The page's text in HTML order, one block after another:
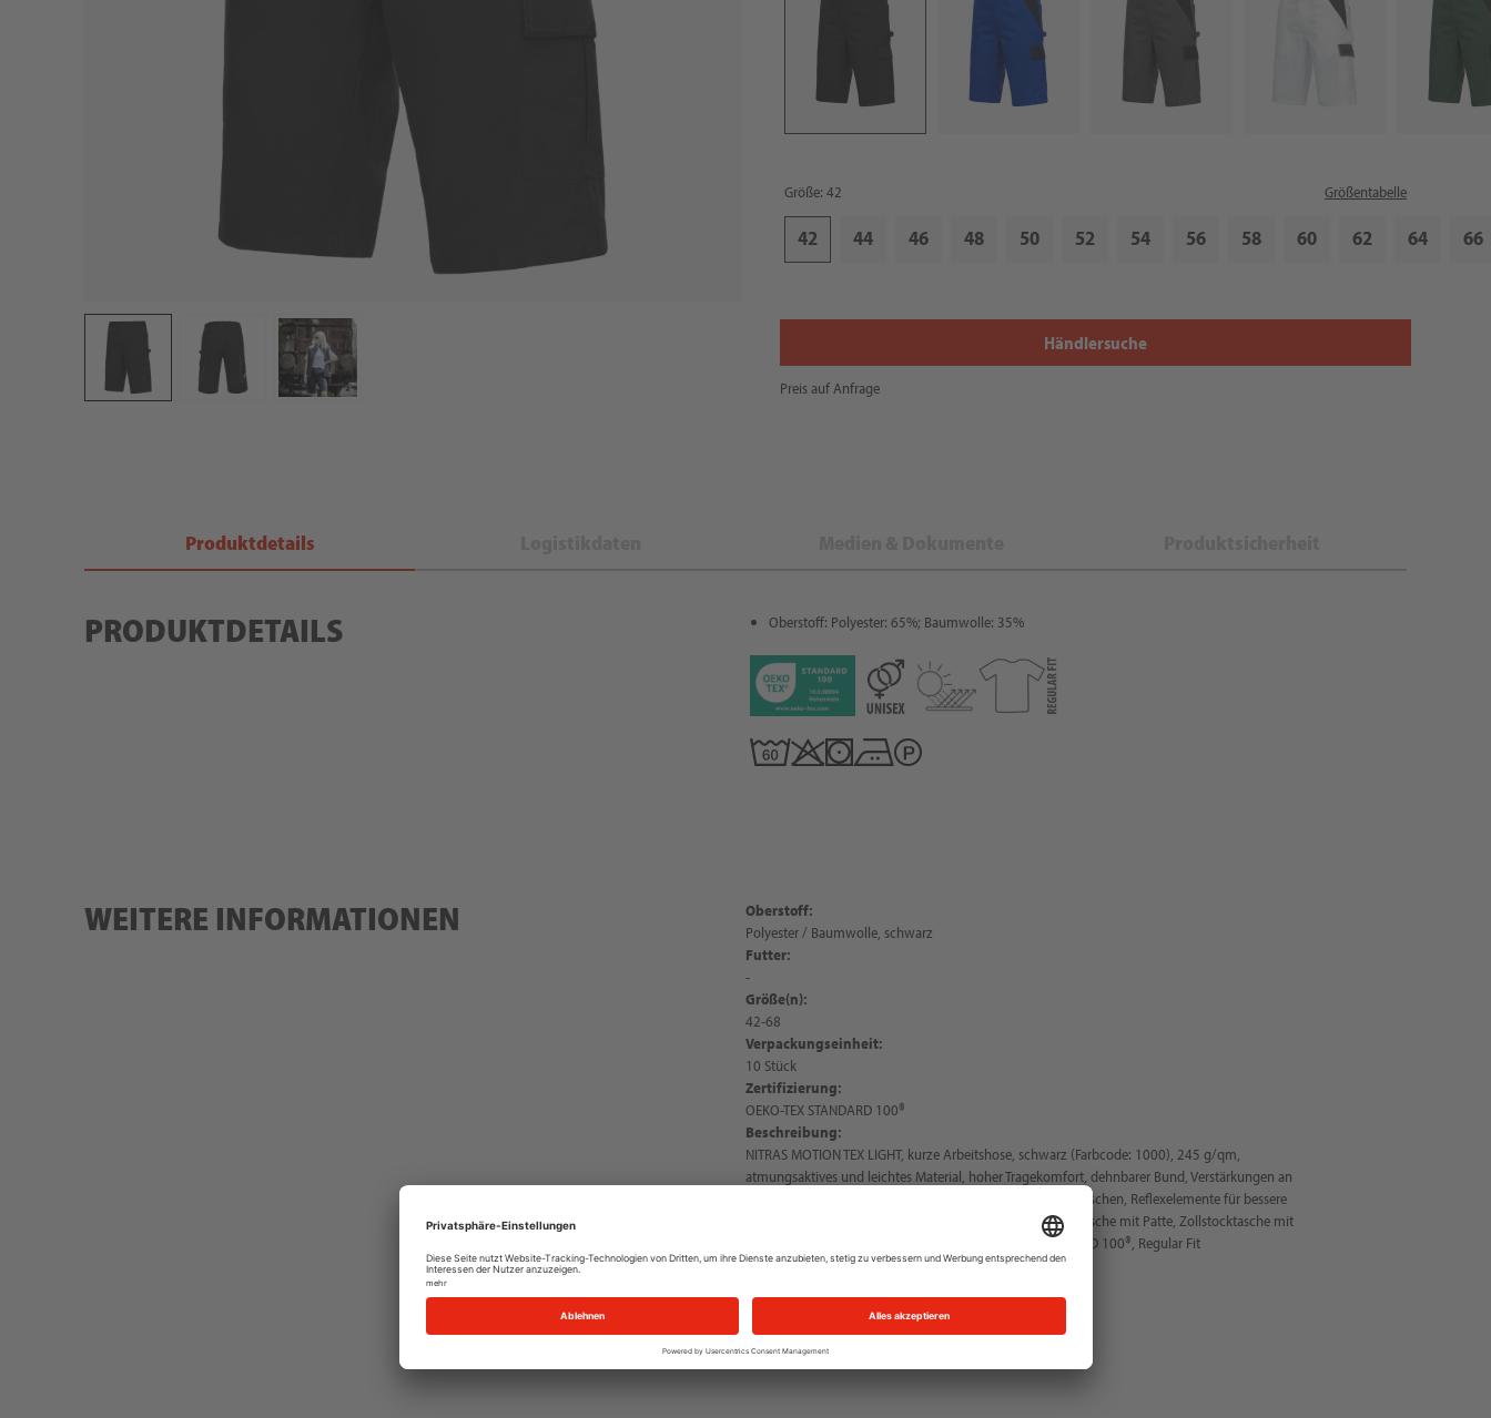
Größe: 42 Größentabelle
42 44 46 48 50 52 54 56 58 60 62 64 66
Händlersuche
Preis auf Anfrage
Produktdetails
PRODUKTDETAILS Oberstoff: Polyester: 65%; Baumwolle: 35%
WEITERE INFORMATIONEN
Oberstoff:
Polyester / Baumwolle, schwarz
Futter:
-
Größe(n):
42-68
Verpackungseinheit:
10 Stück
Zertifizierung:
OEKO-TEX STANDARD 100®
Beschreibung:
NITRAS MOTION TEX LIGHT, kurze Arbeitshose, schwarz (Farbcode: 1000), 245 g/qm,
atmungsaktives und leichtes Material, hoher Tragekomfort, dehnbarer Bund, Verstärkungen an
rückseitiger Gürtelschlaufe und Gesäßtaschen sowie Beintaschen, Reflexelemente für bessere
Sichtbarkeit, praktische und funktionale Details: Schenkeltasche mit Patte, Zollstocktasche mit
aufgesetzter Tasche, Hammerschlaufe, OEKO-TEX STANDARD 100®, Regular Fit